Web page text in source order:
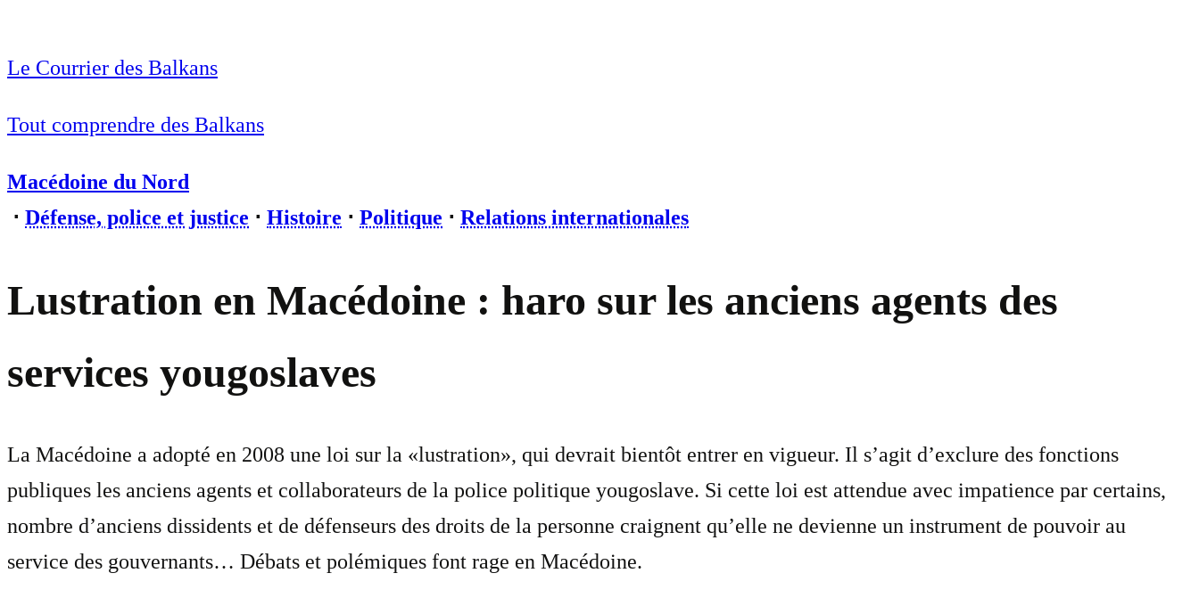
Le Courrier des Balkans
Tout comprendre des Balkans
Macédoine du Nord
⋅ Défense, police et justice ⋅ Histoire ⋅ Politique ⋅ Relations internationales
Lustration en Macédoine : haro sur les anciens agents des
services yougoslaves
La Macédoine a adopté en 2008 une loi sur la «lustration», qui devrait bientôt entrer en vigueur. Il s’agit d’exclure des fonctions
publiques les anciens agents et collaborateurs de la police politique yougoslave. Si cette loi est attendue avec impatience par certains,
nombre d’anciens dissidents et de défenseurs des droits de la personne craignent qu’elle ne devienne un instrument de pouvoir au
service des gouvernants… Débats et polémiques font rage en Macédoine.